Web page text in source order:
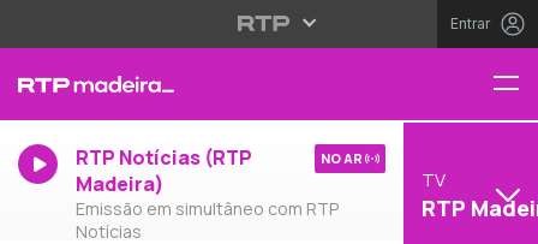
Entrar
RTP Notícias (RTP
Madeira)
Emissão em simultâneo com RTP
Notícias
NO AR
TV
RTP